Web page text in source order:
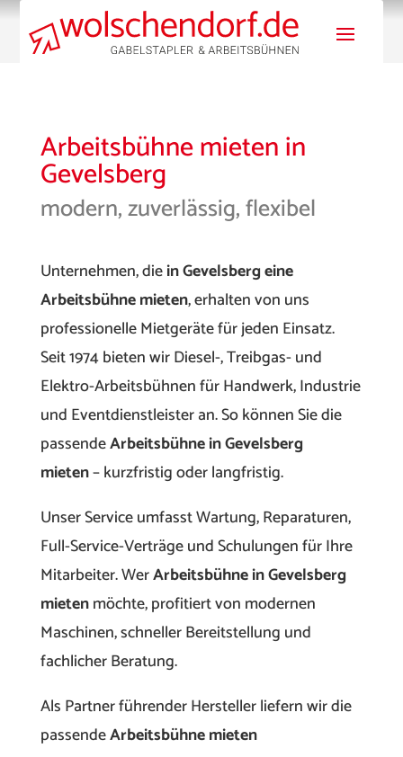
Arbeitsbühne mieten in
Gevelsberg
modern, zuverlässig, flexibel
Unternehmen, diein Gevelsberg eine
Arbeitsbühne mieten, erhalten von uns
professionelle Mietgeräte für jeden Einsatz.
Seit 1974 bieten wir Diesel-, Treibgas- und
Elektro-Arbeitsbühnen für Handwerk, Industrie
und Eventdienstleister an. So können Sie die
passendeArbeitsbühne in Gevelsberg
mieten– kurzfristig oder langfristig.
Unser Service umfasst Wartung, Reparaturen,
Full-Service-Verträge und Schulungen für Ihre
Mitarbeiter. WerArbeitsbühne in Gevelsberg
mietenmöchte, profitiert von modernen
Maschinen, schneller Bereitstellung und
fachlicher Beratung.
Als Partner führender Hersteller liefern wir die
passendeArbeitsbühne mieten